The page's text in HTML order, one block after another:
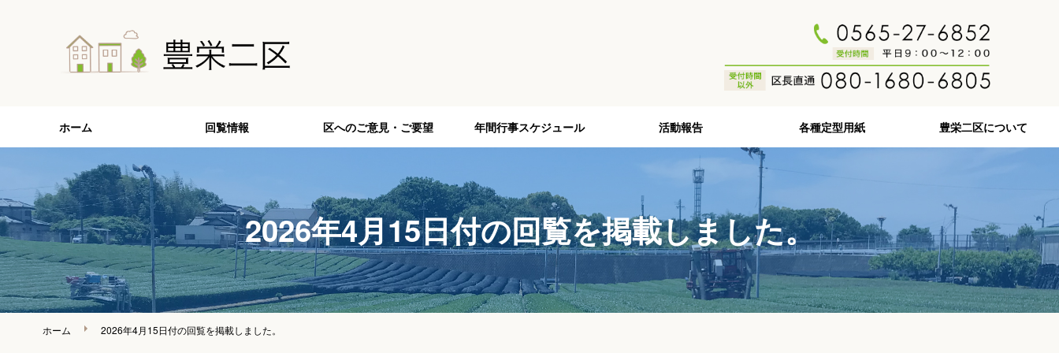
ホーム 回覧情報 区へのご意見・ご要望 年間行事スケジュール 活動報告 各種定型用紙 豊栄二区について
2026年4月15日付の回覧を掲載しました。
ホーム 2026年4月15日付の回覧を掲載しました。